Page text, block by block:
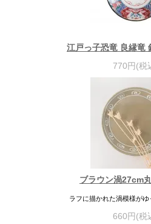
江戸っ子恐竜 良縁竜
770円(税
ブラウン渦27cm
ラフに描かれた渦模様がゆ
660円(税